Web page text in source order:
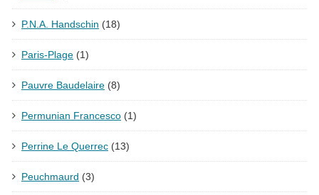
P.N.A. Handschin (18)
Paris-Plage (1)
Pauvre Baudelaire (8)
Permunian Francesco (1)
Perrine Le Querrec (13)
Peuchmaurd (3)